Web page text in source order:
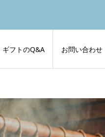
ギフトのQ&A お問い合わせ